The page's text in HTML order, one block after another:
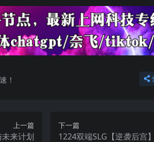
！
上一篇
来计划
下一篇
1224双端SLG【逆袭后宫